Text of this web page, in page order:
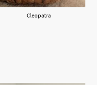
Cleopatra